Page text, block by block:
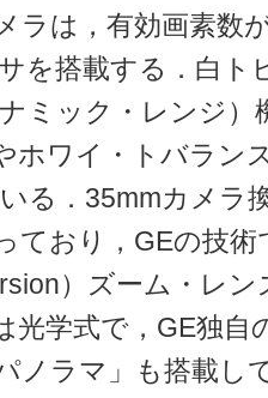
は，有効画素数
を搭載する．白ト
ミック・レンジ）
ホワイ・トバラン
る．35mmカメラ
ており，GEの技術
）ズーム・レ
光学式で，GE独自
ノラマ」も搭載し